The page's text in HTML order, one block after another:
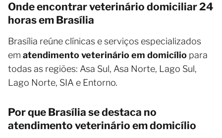
Onde encontrar veterinário domiciliar 24
horas em Brasília
Brasília reúne clínicas e serviços especializados
em atendimento veterinário em domicílio para
todas as regiões: Asa Sul, Asa Norte, Lago Sul,
Lago Norte, SIA e Entorno.
Por que Brasília se destaca no
atendimento veterinário em domicílio